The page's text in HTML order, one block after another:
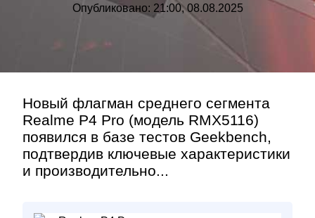
Опубликовано: 21:00, 08.08.2025
Новый флагман среднего сегмента
Realme P4 Pro (модель RMX5116)
появился в базе тестов Geekbench,
подтвердив ключевые характеристики
и производительно...
Контакт»